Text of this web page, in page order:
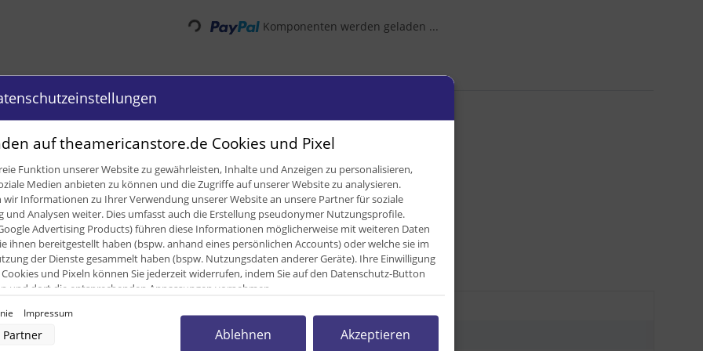
Loading... Komponenten werden geladen ...
auf theamericanstore.de Cookies und Pixel
Funktion unserer Website zu gewährleisten, Inhalte und Anzeigen zu personalisieren,
Medien anbieten zu können und die Zugriffe auf unserer Website zu analysieren.
wir Informationen zu Ihrer Verwendung unserer Website an unsere Partner für soziale
und Analysen weiter. Dies umfasst auch die Erstellung pseudonymer Nutzungsprofile.
Advertising Products) führen diese Informationen möglicherweise mit weiteren Daten
ihnen bereitgestellt haben (bspw. anhand eines persönlichen Accounts) oder welche sie im
der Dienste gesammelt haben (bspw. Nutzungsdaten anderer Geräte). Ihre Einwilligung
und Pixeln können Sie jederzeit widerrufen, indem Sie auf den Datenschutz-Button
und dort die entsprechenden Anpassungen vornehmen.
durch unsere Partner:
Zugriff auf Informationen auf einem Endgerät
Impressum
Partner Ablehnen Akzeptieren